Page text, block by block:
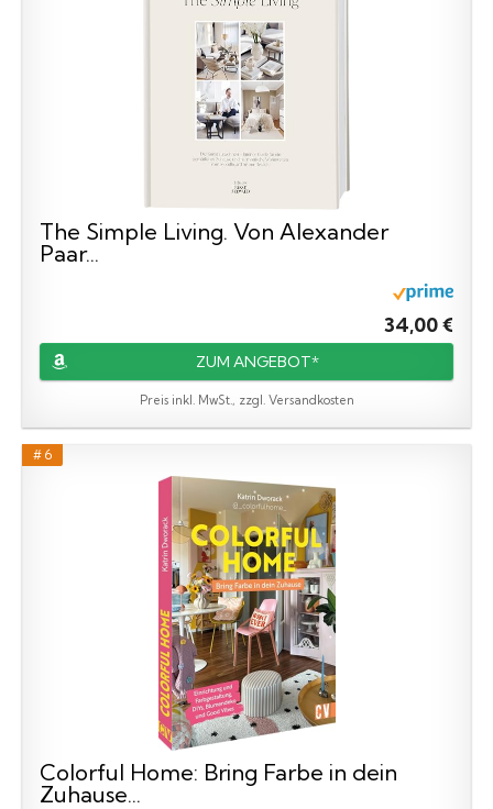
The Simple Living. Von Alexander
Paar...
34,00 €
ZUM ANGEBOT*
Preis inkl. MwSt., zzgl. Versandkosten
# 6
Colorful Home: Bring Farbe in dein
Zuhause...